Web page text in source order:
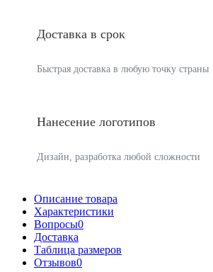
Доставка в срок
Быстрая доставка в любую точку страны
Нанесение логотипов
Дизайн, разработка любой сложности
Описание товара
Характеристики
Вопросы0
Доставка
Таблица размеров
Отзывов0